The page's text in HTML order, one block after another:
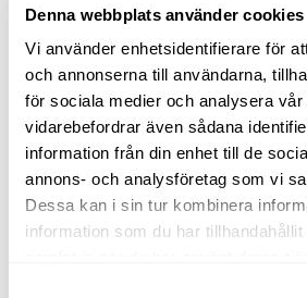
Denna webbplats använder cookies
Vi använder enhetsidentifierare för
och annonserna till användarna,
för sociala medier och analysera
vidarebefordrar även sådana
information från din enhet till de
annons- och analysföretag som vi
Dessa kan i sin tur kombinera
information som du har
Medföljande
– Filterbehållare
– Pump
– Filterbollar